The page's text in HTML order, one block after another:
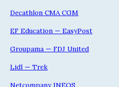
Decathlon CMA CGM
EF Education — EasyPost
Groupama — FDJ United
Lidl — Trek
Netcompany INEOS